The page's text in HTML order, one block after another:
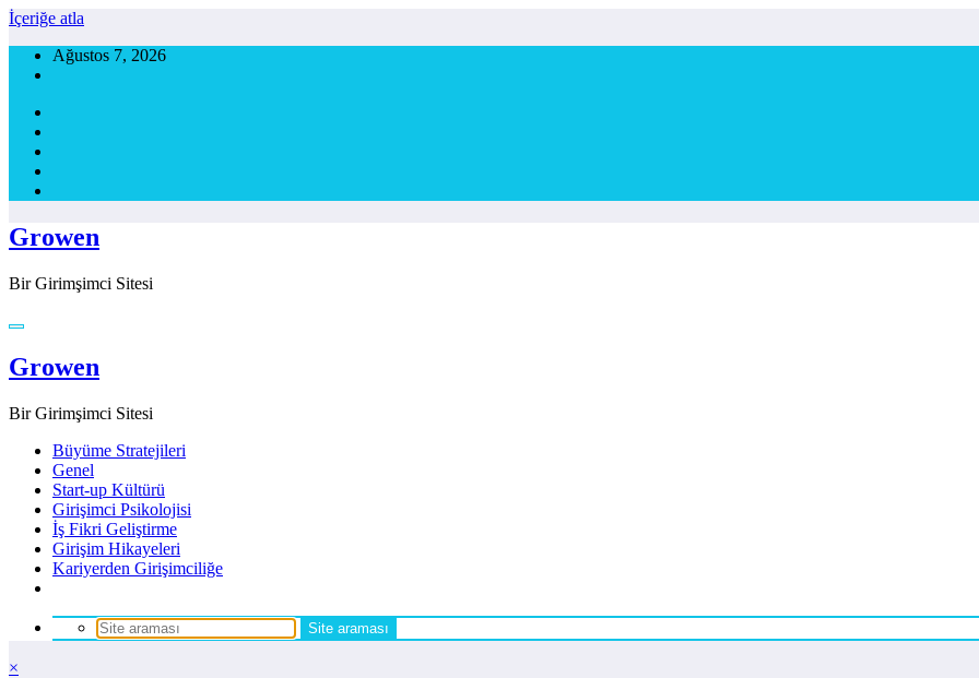
İçeriğe atla
Ağustos 7, 2026
Growen
Bir Girimşimci Sitesi
Growen
Bir Girimşimci Sitesi
Büyüme Stratejileri
Genel
Start-up Kültürü
Girişimci Psikolojisi
İş Fikri Geliştirme
Girişim Hikayeleri
Kariyerden Girişimciliğe
×